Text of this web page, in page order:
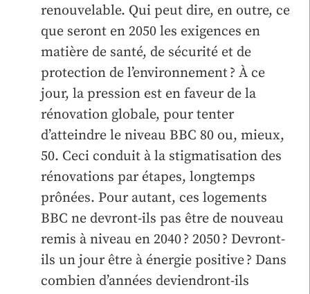
renouvelable. Qui peut dire, en outre, ce
que seront en 2050 les exigences en
matière de santé, de sécurité et de
protection de l’environnement ? À ce
jour, la pression est en faveur de la
rénovation globale, pour tenter
d’atteindre le niveau BBC 80 ou, mieux,
50. Ceci conduit à la stigmatisation des
rénovations par étapes, longtemps
prônées. Pour autant, ces logements
BBC ne devront-ils pas être de nouveau
remis à niveau en 2040 ? 2050 ? Devront-
ils un jour être à énergie positive ? Dans
combien d’années deviendront-ils